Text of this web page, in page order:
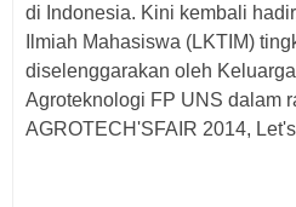
di Indonesia. Kini kembali
Ilmiah Mahasiswa (LKTIM)
diselenggarakan oleh
Agroteknologi FP UNS dalam
AGROTECH'SFAIR 2014,